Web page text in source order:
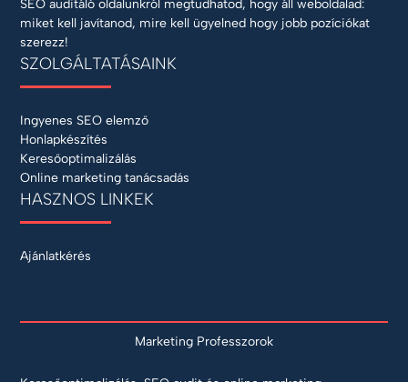
SEO auditáló oldalunkról megtudhatod, hogy áll weboldalad:
miket kell javítanod, mire kell ügyelned hogy jobb pozíciókat
szerezz!
SZOLGÁLTATÁSAINK
Ingyenes SEO elemző
Honlapkészítés
Keresőoptimalizálás
Online marketing tanácsadás
HASZNOS LINKEK
Ajánlatkérés
Marketing Professzorok